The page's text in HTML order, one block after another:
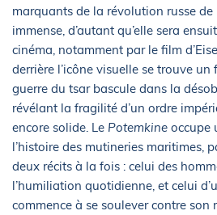
marquants de la révolution russe de
immense, d’autant qu’elle sera
cinéma, notamment par le film
derrière l’icône visuelle se trouve
guerre du tsar bascule dans la
révélant la fragilité d’un ordre
encore solide. Le Potemkine occupe
l’histoire des mutineries maritimes,
deux récits à la fois : celui des
l’humiliation quotidienne, et celui
commence à se soulever contre son